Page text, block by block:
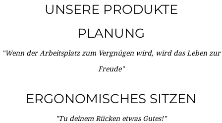
UNSERE PRODUKTE
PLANUNG
"Wenn der Arbeitsplatz zum Vergnügen wird, wird das Leben zur
Freude"
ERGONOMISCHES SITZEN
"Tu deinem Rücken etwas Gutes!"